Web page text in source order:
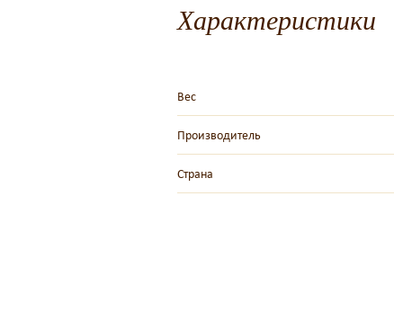
Характеристики
Вес
Производитель
Страна